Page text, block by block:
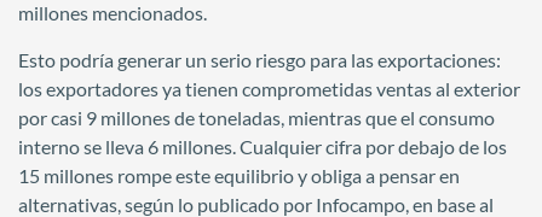
millones mencionados.
Esto podría generar un serio riesgo para las exportaciones:
los exportadores ya tienen comprometidas ventas al exterior
por casi 9 millones de toneladas, mientras que el consumo
interno se lleva 6 millones. Cualquier cifra por debajo de los
15 millones rompe este equilibrio y obliga a pensar en
alternativas, según lo publicado por Infocampo, en base al